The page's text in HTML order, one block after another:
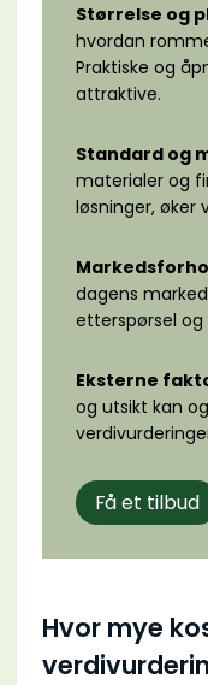
Størrelse og
hvordan
Praktiske og
attraktive.
Standard og
materialer og
løsninger, øker
dagens
etterspørsel
Eksterne
og utsikt kan
Få et tilbud
Hvor mye